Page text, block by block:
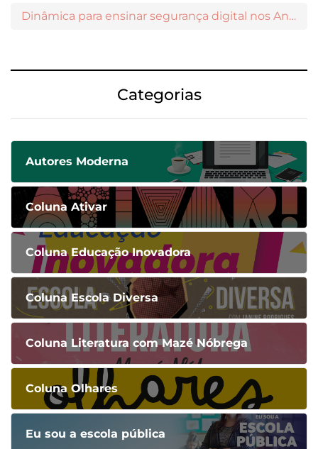
Dinâmica para ensinar segurança digital nos Anos Iniciais
Categorias
Autores Moderna
Coluna Ativar
Coluna Educação Inovadora
Coluna Escola Diversa
Coluna Literatura com Mazé Nóbrega
Coluna Olhares
Eu sou a escola pública